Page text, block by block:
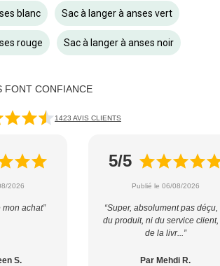
blanc Sac à langer à anses vert
rouge Sac à langer à anses noir
FONT CONFIANCE
1423 AVIS CLIENTS
2026
mon achat”
S.
5/5
Publié le 06/08/2026
“Super, absolument pas déçu,
du produit, ni du service
de la livr...”
Par Mehdi R.